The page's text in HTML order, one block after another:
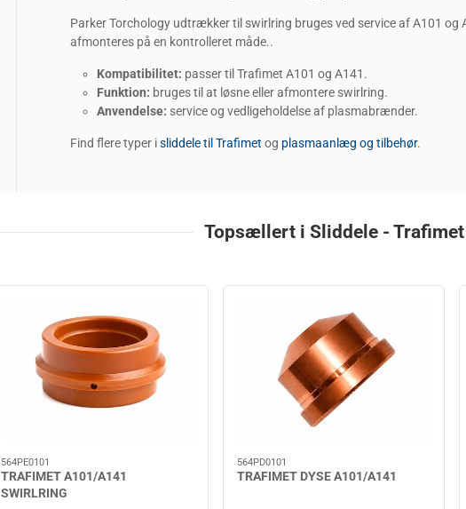
Parker Torchology udtrækker til swirlring bruges ved service af A101
afmonteres på en kontrolleret måde..
Kompatibilitet: passer til Trafimet A101 og A141.
Funktion: bruges til at løsne eller afmontere swirlring.
Anvendelse: service og vedligeholdelse af plasmabrænder.
Find flere typer isliddele til Trafimet og plasmaanlæg og tilbehør.
Topsællert i Sliddele - Trafimet
564PE0101
TRAFIMET A101/A141
SWIRLRING
564PD0101
TRAFIMET DYSE A101/A141